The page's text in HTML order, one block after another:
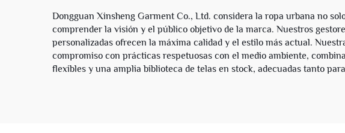
Dongguan Xinsheng Garment Co., Ltd. considera la ropa urbana no
comprender la visión y el público objetivo de la marca. Nuestros
personalizadas ofrecen la máxima calidad y el estilo más actual.
compromiso con prácticas respetuosas con el medio ambiente,
flexibles y una amplia biblioteca de telas en stock, adecuadas tanto